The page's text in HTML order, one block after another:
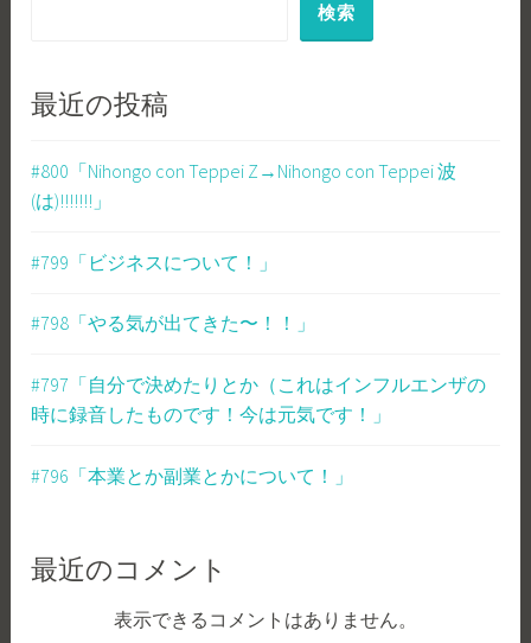
ン
検索
最近の投稿
#800「Nihongo con Teppei Z→Nihongo con Teppei 波
(は)!!!!!!!」
#799「ビジネスについて！」
#798「やる気が出てきた〜！！」
#797「自分で決めたりとか（これはインフルエンザの
時に録音したものです！今は元気です！」
#796「本業とか副業とかについて！」
最近のコメント
表示できるコメントはありません。